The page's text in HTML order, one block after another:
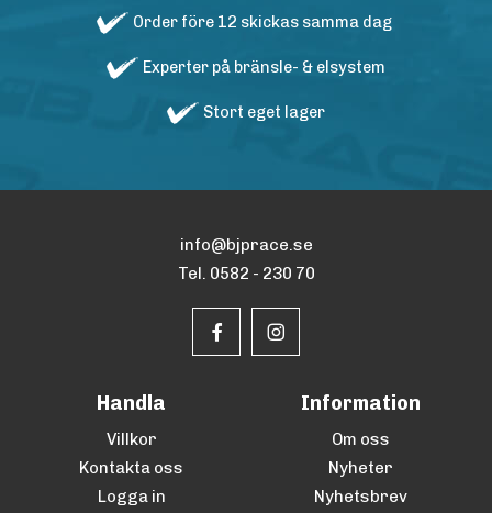
Order före 12 skickas samma dag
Experter på bränsle- & elsystem
Stort eget lager
info@bjprace.se
Tel. 0582 - 230 70
Handla
Villkor
Kontakta oss
Logga in
Information
Om oss
Nyheter
Nyhetsbrev